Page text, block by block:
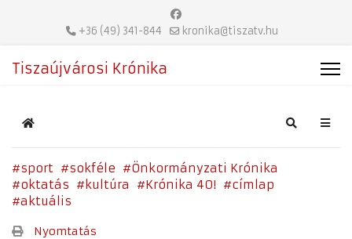
+36 (49) 341-844 kronika@tiszatv.hu
Tiszaújvárosi Krónika
Home Search
sport sokféle
Önkormányzati Krónika
oktatás
kultúra Krónika 40!
címlap
aktuális
Nyomtatás